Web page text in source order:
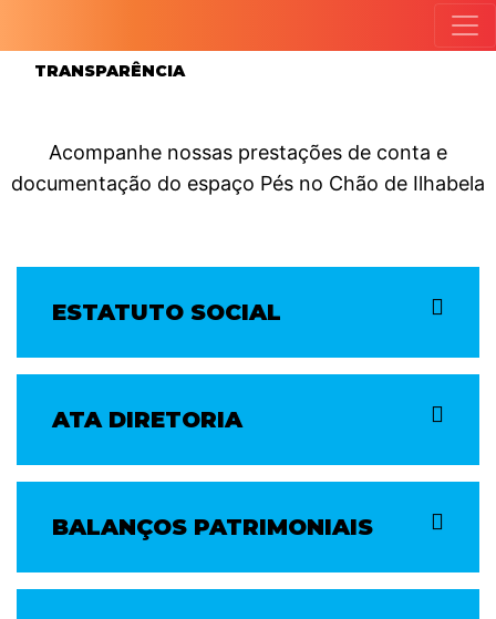
TRANSPARÊNCIA
Acompanhe nossas prestações de conta e
documentação do espaço Pés no Chão de Ilhabela
ESTATUTO SOCIAL
ATA DIRETORIA
BALANÇOS PATRIMONIAIS